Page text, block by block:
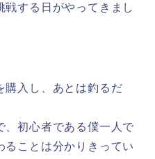
戦する日がやってきまし
購入し、あとは釣るだ
、初心者である僕一人で
ることは分かりきってい